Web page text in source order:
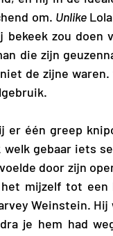
om. Unlike
zou doen
die zijn
er één greep
gebaar iets
door zijn
mijzelf tot een
Weinstein.
je hem had